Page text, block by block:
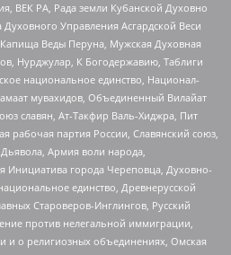
ВЕК РА, Рада земли Кубанской Духовно
Управления Асгардской Веси
Веды Перуна, Мужская Духовная
Нурджулар, К Богодержавию, Таблиги
национальное единство, Национал-
мувахидов, Объединенный Вилайат
славян, Ат-Такфир Валь-Хиджра, Пит
рабочая партия России, Славянский союз,
Армия воли народа,
Инициатива города Череповца, Духовно-
единство, Древнерусской
Староверов-Инглингов, Русский
против нелегальной иммиграции,
и о религиозных объединениях, Омская